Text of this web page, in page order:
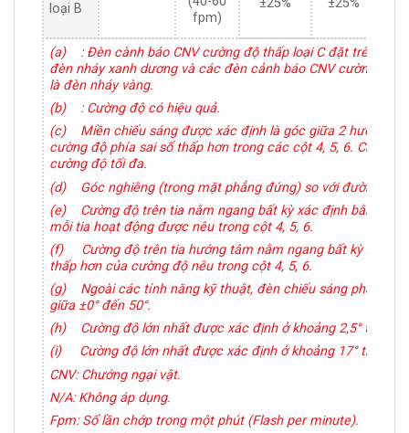
loại B
fpm)
±25% ±25%
(a) : Đèn cành báo CNV cường độ thấp loại C đặt trên
đèn nháy xanh dương và các đèn cảnh báo CNV cường độ
là đèn nháy vàng.
(b) : Cường độ có hiệu quả.
(c) Miền chiếu sáng được xác định là góc giữa 2 hướng
cường độ phía sai số thấp hơn trong các cột 4, 5, 6. Chùm
cường độ tối đa.
(d) Góc nghiêng (trong mặt phẳng đứng) so với đường
(e) Cường độ trên tia nằm ngang bất kỳ xác định bằng tỷ
mỗi tia hoạt động được nêu trong cột 4, 5, 6.
(f) Cường độ trên tia hướng tâm nằm ngang bất kỳ xác
thấp hơn của cường độ nêu trong cột 4, 5, 6.
(g) Ngoài các tính năng kỹ thuật, đèn chiếu sáng phải có
giữa ±0° đến 50°.
(h) Cường độ lớn nhất được xác định ở khoảng 2,5° thẳng
(i) Cường độ lớn nhất được xác định ở khoảng 17° thẳng
CNV: Chướng ngại vật.
N/A: Không áp dụng.
Fpm: Số lần chớp trong một phút (Flash per minute).